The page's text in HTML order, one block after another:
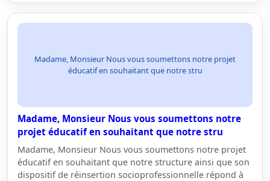
Madame, Monsieur Nous vous soumettons notre projet
éducatif en souhaitant que notre stru
Madame, Monsieur Nous vous soumettons notre
projet éducatif en souhaitant que notre stru
Madame, Monsieur Nous vous soumettons notre projet
éducatif en souhaitant que notre structure ainsi que son
dispositif de réinsertion socioprofessionnelle répond à